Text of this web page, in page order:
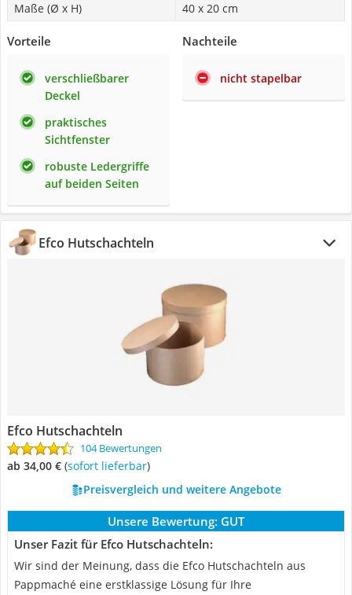
Maße (Ø x H)
40 x 20 cm
Vorteile
verschließbarer
Deckel
praktisches
Sichtfenster
robuste Ledergriffe
auf beiden Seiten
Nachteile
nicht stapelbar
Efco Hutschachteln
Efco Hutschachteln
104 Bewertungen
ab 34,00 € ( Sofort lieferbar)
Preisvergleich und weitere Angebote
Unsere Bewertung: GUT
Unser Fazit für Efco Hutschachteln:
Wir sind der Meinung, dass die Efco Hutschachteln aus
Pappmaché eine erstklassige Lösung für Ihre